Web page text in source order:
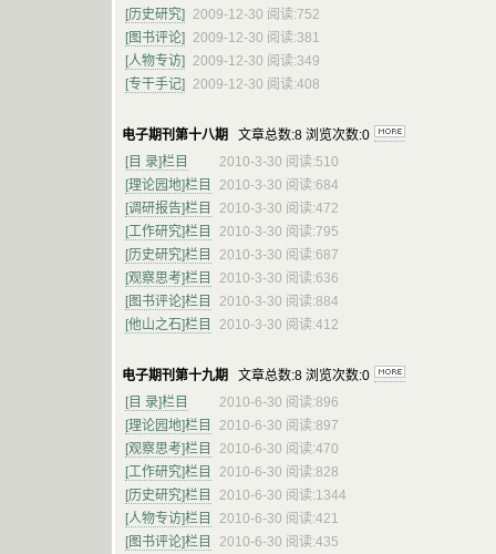
[历史研究] 2009-12-30 阅读:752
[图书评论] 2009-12-30 阅读:381
[人物专访] 2009-12-30 阅读:349
[专干手记] 2009-12-30 阅读:408
电子期刊第十八期 文章总数:8 浏览次数:0
[目 录]栏目
2010-3-30 阅读:510
[理论园地]栏目
2010-3-30 阅读:684
[调研报告]栏目
2010-3-30 阅读:472
[工作研究]栏目
2010-3-30 阅读:795
[历史研究]栏目
2010-3-30 阅读:687
[观察思考]栏目
2010-3-30 阅读:636
[图书评论]栏目
2010-3-30 阅读:884
[他山之石]栏目
2010-3-30 阅读:412
电子期刊第十九期 文章总数:8 浏览次数:0
[目 录]栏目
2010-6-30 阅读:896
[理论园地]栏目
2010-6-30 阅读:897
[观察思考]栏目
2010-6-30 阅读:470
[工作研究]栏目
2010-6-30 阅读:828
[历史研究]栏目
2010-6-30 阅读:1344
[人物专访]栏目
2010-6-30 阅读:421
[图书评论]栏目
2010-6-30 阅读:435